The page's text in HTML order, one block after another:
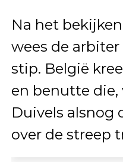
Na het
wees de
stip. België
en benutte die,
Duivels alsnog
over de streep